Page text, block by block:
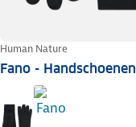
Human Nature
Fano - Handschoenen